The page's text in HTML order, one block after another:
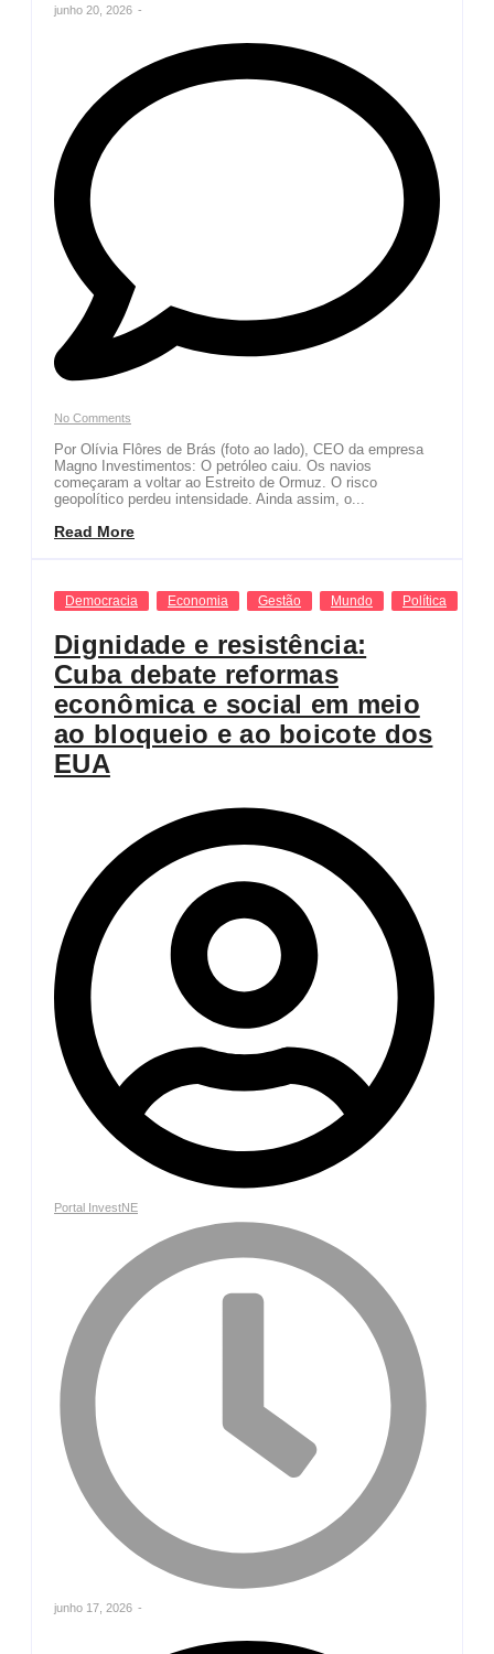
junho 20, 2026 -
No Comments
Por Olívia Flôres de Brás (foto ao lado), CEO da empresa
Magno Investimentos: O petróleo caiu. Os navios
começaram a voltar ao Estreito de Ormuz. O risco
geopolítico perdeu intensidade. Ainda assim, o...
Read More
Democracia Economia Gestão Mundo Política
Dignidade e resistência:
Cuba debate reformas
econômica e social em meio
ao bloqueio e ao boicote dos
EUA
Portal InvestNE
junho 17, 2026 -